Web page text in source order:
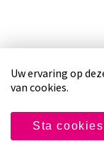
Uw ervaring op
van cookies.
Sta